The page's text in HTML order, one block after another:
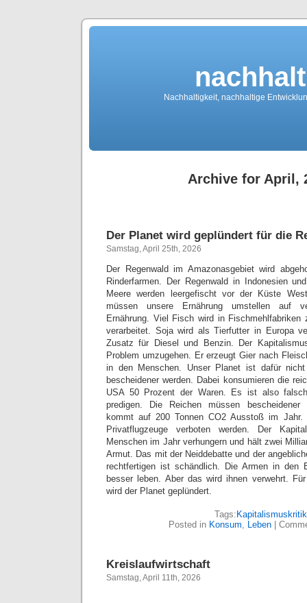
Nachhaltigkeit, nachhaltige
Archive for April,
Der Planet wird geplündert für die
Samstag, April 25th, 2026
Der Regenwald im Amazonasgebiet wird
Rinderfarmen. Der Regenwald in Indonesien
Meere werden leergefischt vor der Küste
müssen unsere Ernährung umstellen auf
Ernährung. Viel Fisch wird in
verarbeitet. Soja wird als Tierfutter in Europa
Zusatz für Diesel und Benzin. Der
Problem umzugehen. Er erzeugt Gier nach
in den Menschen. Unser Planet ist dafür
bescheidener werden. Dabei konsumieren die
USA 50 Prozent der Waren. Es ist also
predigen. Die Reichen müssen bescheidener
kommt auf 200 Tonnen CO2 Ausstoß im
Privatflugzeuge verboten werden. Der
Menschen im Jahr verhungern und hält zwei
Armut. Das mit der Neiddebatte und der
rechtfertigen ist schändlich. Die Armen in den
besser leben. Aber das wird ihnen verwehrt.
wird der Planet geplündert.
Tags: Kapitalismuskritik
Posted in Konsum, Leben
Kreislaufwirtschaft
Samstag, April 11th, 2026